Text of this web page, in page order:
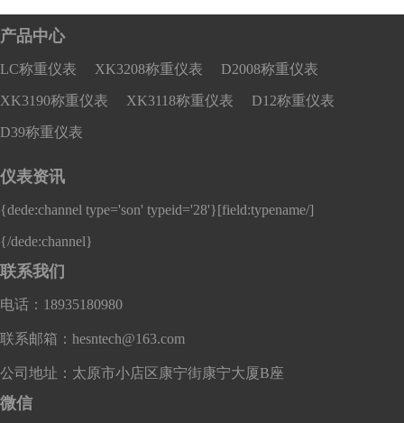
产品中心
LC称重仪表 XK3208称重仪表 D2008称重仪表
XK3190称重仪表 XK3118称重仪表 D12称重仪表
D39称重仪表
仪表资讯
{dede:channel type='son' typeid='28'}[field:typename/]
{/dede:channel}
联系我们
电话：18935180980
联系邮箱：hesntech@163.com
公司地址：太原市小店区康宁街康宁大厦B座
微信